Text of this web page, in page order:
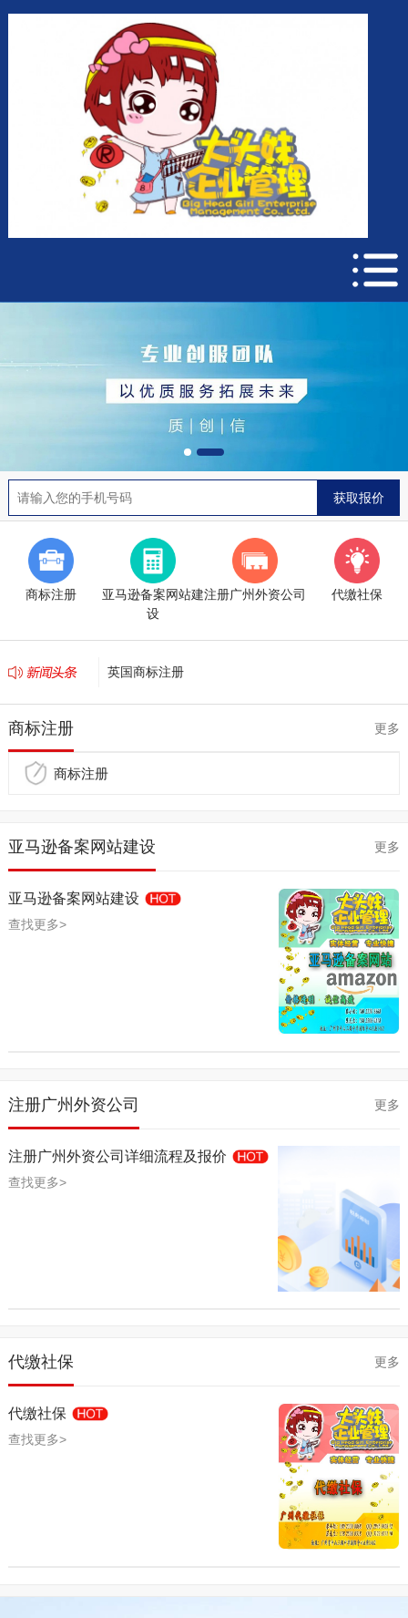
商标注册
亚马逊备案网站建
设
注册广州外资公司 代缴社保
英国商标注册
英国VAT注册
商标注册 更多
商标注册
亚马逊备案网站建设 更多
亚马逊备案网站建设
查找更多>
注册广州外资公司 更多
注册广州外资公司详细流程及报价
查找更多>
代缴社保 更多
代缴社保
查找更多>